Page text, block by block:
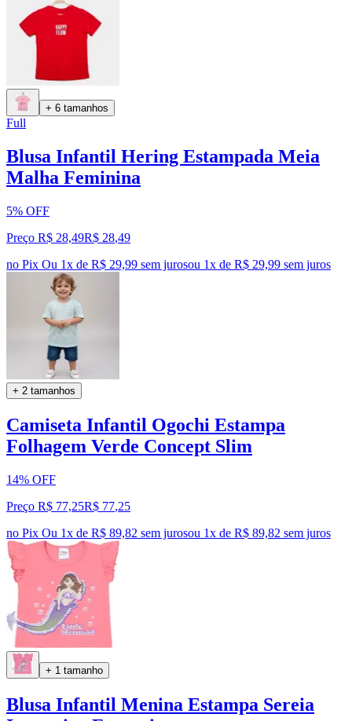
+ 6 tamanhos
Full
Blusa Infantil Hering Estampada Meia
Malha Feminina
5% OFF
Preço R$ 28,49R$ 28,49
no Pix Ou 1x de R$ 29,99 sem jurosou 1x de R$ 29,99 sem juros
+ 2 tamanhos
Camiseta Infantil Ogochi Estampa
Folhagem Verde Concept Slim
14% OFF
Preço R$ 77,25R$ 77,25
no Pix Ou 1x de R$ 89,82 sem jurosou 1x de R$ 89,82 sem juros
+ 1 tamanho
Blusa Infantil Menina Estampa Sereia